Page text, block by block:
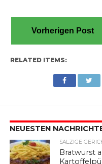
Vorherigen Post
RELATED ITEMS:
NEUESTEN
SALZIGE
Bratwurst